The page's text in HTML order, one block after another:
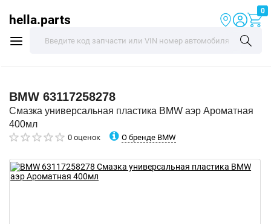
hella.parts
0
BMW 63117258278
Смазка универсальная пластика BMW аэр Ароматная
400мл
0 оценок О бренде BMW